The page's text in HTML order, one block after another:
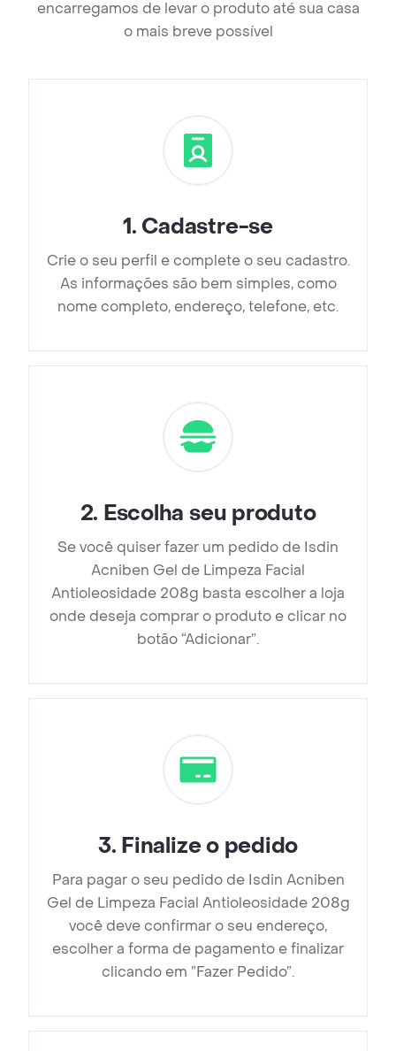
encarregamos de levar o produto até sua casa
o mais breve possível
1. Cadastre-se
Crie o seu perfil e complete o seu cadastro.
As informações são bem simples, como
nome completo, endereço, telefone, etc.
2. Escolha seu produto
Se você quiser fazer um pedido de Isdin
Acniben Gel de Limpeza Facial
Antioleosidade 208g basta escolher a loja
onde deseja comprar o produto e clicar no
botão “Adicionar”.
3. Finalize o pedido
Para pagar o seu pedido de Isdin Acniben
Gel de Limpeza Facial Antioleosidade 208g
você deve confirmar o seu endereço,
escolher a forma de pagamento e finalizar
clicando em ”Fazer Pedido”.